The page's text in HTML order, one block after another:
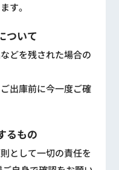
す。
ついて
どを残された場合の
出庫前に今一度ご確
るもの
として一切の責任を